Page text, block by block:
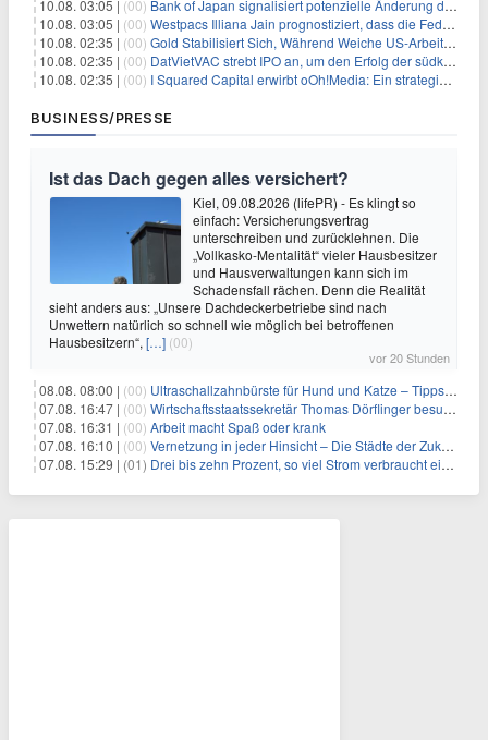
10.08. 03:05 | (00) Bank of Japan signalisiert potenzielle Änderung der Zinspolitik angesichts von Inflationsbedenken
10.08. 03:05 | (00) Westpacs Illiana Jain prognostiziert, dass die Fed die Zinssätze nach dem Arbeitsmarktbericht stabil halten wird
10.08. 02:35 | (00) Gold Stabilisiert Sich, Während Weiche US-Arbeitsmarktdaten Zinsängste Lindern
10.08. 02:35 | (00) DatVietVAC strebt IPO an, um den Erfolg der südkoreanischen Unterhaltungsindustrie nachzuahmen
10.08. 02:35 | (00) I Squared Capital erwirbt oOh!Media: Ein strategischer Schritt in der Außenwerbung
BUSINESS/PRESSE
Ist das Dach gegen alles versichert?
Kiel, 09.08.2026 (lifePR) - Es klingt so
einfach: Versicherungsvertrag
unterschreiben und zurücklehnen. Die
„Vollkasko-Mentalität“ vieler Hausbesitzer
und Hausverwaltungen kann sich im
Schadensfall rächen. Denn die Realität
sieht anders aus: „Unsere Dachdeckerbetriebe sind nach
Unwettern natürlich so schnell wie möglich bei betroffenen
Hausbesitzern“, […] (00)
vor 20 Stunden
08.08. 08:00 | (00) Ultraschallzahnbürste für Hund und Katze – Tipps zur erfolgreichen Eingewöhnung
07.08. 16:47 | (00) Wirtschaftsstaatssekretär Thomas Dörflinger besucht Handwerksbetrieb im Kammerbezirk Freiburg
07.08. 16:31 | (00) Arbeit macht Spaß oder krank
07.08. 16:10 | (00) Vernetzung in jeder Hinsicht – Die Städte der Zukunft sind grün-blau
07.08. 15:29 | (01) Drei bis zehn Prozent, so viel Strom verbraucht ein Aufzug im Gebäude